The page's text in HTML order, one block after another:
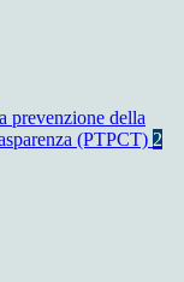
prevenzione della
(PTPCT) 2